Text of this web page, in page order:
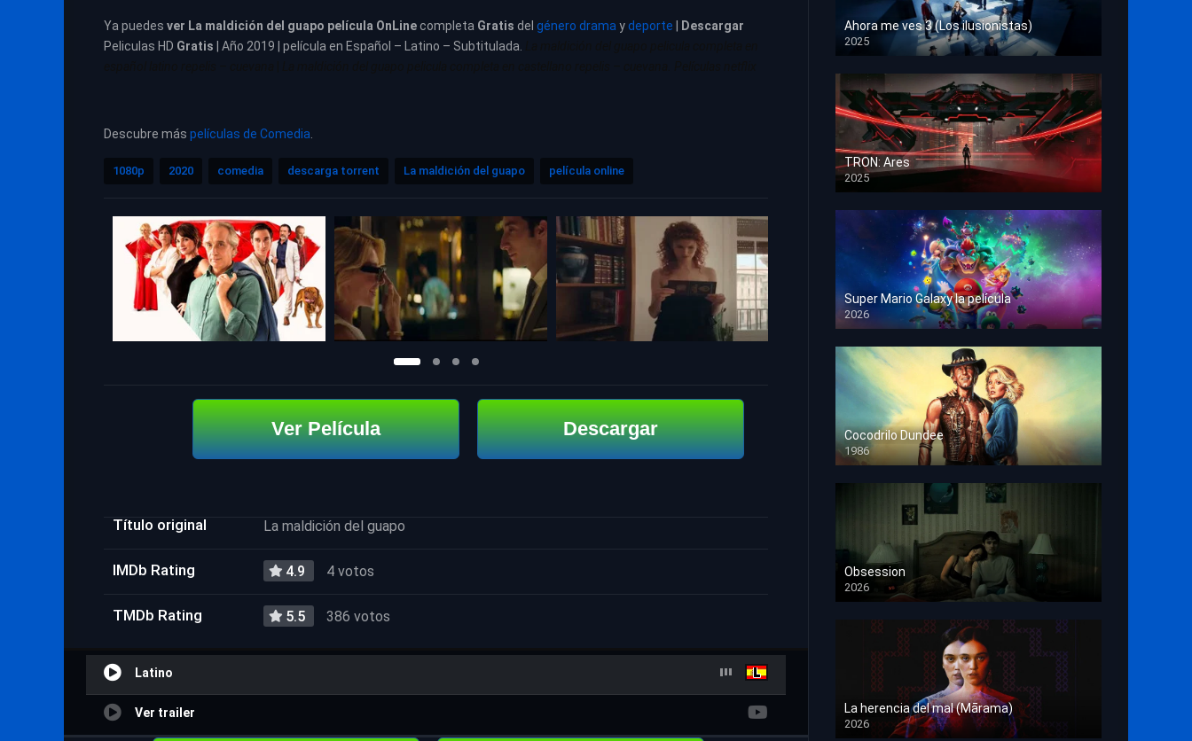
Ya puedes ver La maldición del guapo película OnLinecompleta Gratis del género drama ydeporte
Descargar
Peliculas HD Gratis | Año 2019 | película en Español – Latino – Subtitulada.
Descubre más películas de Comedia
1080p 2020 comedia descarga torrent La maldición del guapo película online
Ver Película Descargar
Título original La maldición del guapo
IMDb Rating 4.9 4 votos
TMDb Rating 5.5 386 votos
Latino
Ver trailer
Ahora me ves 3 (Los ilusionistas)
2025
HD 1080p
TRON: Ares
2025
HD 1080p
Super Mario Galaxy la película
2026
HD 1080p
Cocodrilo Dundee
1986
HD 1080p
Obsession
2026
HD 1080p
La herencia del mal (Mārama)
2026
HD 1080p